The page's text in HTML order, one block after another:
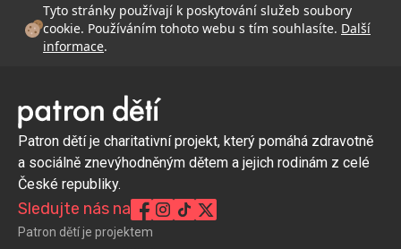
Tyto stránky používají k poskytování služeb soubory
cookie. Používáním tohoto webu s tím souhlasíte. Další
informace.
Patron dětí je charitativní projekt, který pomáhá zdravotně
a sociálně znevýhodněným dětem a jejich rodinám z celé
České republiky.
Sledujte nás na
Patron dětí je projektem